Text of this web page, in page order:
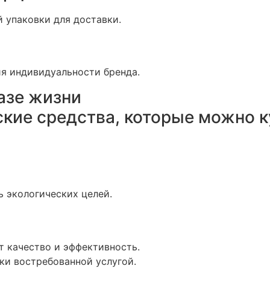
для доставки.
индивидуальности бренда.
жизни
средства, которые можно
целей.
и эффективность.
востребованной услугой.